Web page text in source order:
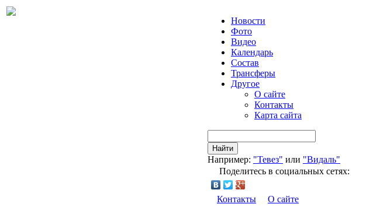
Новости
Фото
Видео
Календарь
Состав
Трансферы
Другое
О сайте
Контакты
Карта сайта
Найти
Например: "Тевез" или "Видаль"
Поделитесь в социальных сетях:
Контакты О сайте